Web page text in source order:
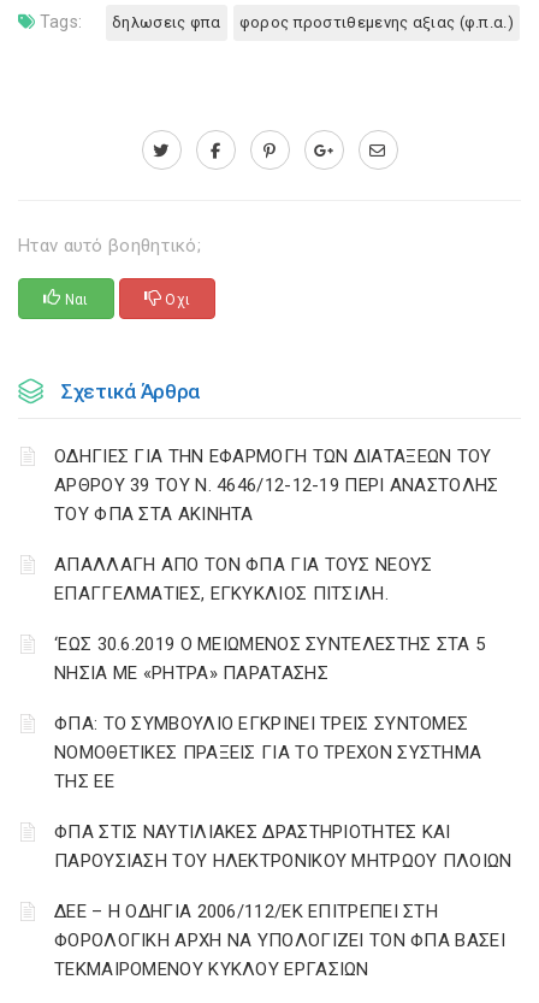
Tags: δηλωσεις φπα φορος προστιθεμενης αξιας (φ.π.α.)
Ηταν αυτό βοηθητικό;
Ναι Οχι
Σχετικά Άρθρα
ΟΔΗΓΙΕΣ ΓΙΑ ΤΗΝ ΕΦΑΡΜΟΓΗ ΤΩΝ ΔΙΑΤΑΞΕΩΝ ΤΟΥ
ΑΡΘΡΟΥ 39 ΤΟΥ Ν. 4646/12-12-19 ΠΕΡΙ ΑΝΑΣΤΟΛΗΣ
ΤΟΥ ΦΠΑ ΣΤΑ ΑΚΙΝΗΤΑ
ΑΠΑΛΛΑΓΗ ΑΠΟ ΤΟΝ ΦΠΑ ΓΙΑ ΤΟΥΣ ΝΕΟΥΣ
ΕΠΑΓΓΕΛΜΑΤΙΕΣ, ΕΓΚΥΚΛΙΟΣ ΠΙΤΣΙΛΗ.
‘ΕΩΣ 30.6.2019 Ο ΜΕΙΩΜΕΝΟΣ ΣΥΝΤΕΛΕΣΤΗΣ ΣΤΑ 5
ΝΗΣΙΑ ΜΕ «ΡΗΤΡΑ» ΠΑΡΑΤΑΣΗΣ
ΦΠΑ: ΤΟ ΣΥΜΒΟΥΛΙΟ ΕΓΚΡΙΝΕΙ ΤΡΕΙΣ ΣΥΝΤΟΜΕΣ
ΝΟΜΟΘΕΤΙΚΕΣ ΠΡΑΞΕΙΣ ΓΙΑ ΤΟ ΤΡΕΧΟΝ ΣΥΣΤΗΜΑ
ΤΗΣ ΕΕ
ΦΠΑ ΣΤΙΣ ΝΑΥΤΙΛΙΑΚΕΣ ΔΡΑΣΤΗΡΙΟΤΗΤΕΣ ΚΑΙ
ΠΑΡΟΥΣΙΑΣΗ ΤΟΥ ΗΛΕΚΤΡΟΝΙΚΟΥ ΜΗΤΡΩΟΥ ΠΛΟΙΩΝ
ΔΕΕ – Η ΟΔΗΓΙΑ 2006/112/ΕΚ ΕΠΙΤΡΕΠΕΙ ΣΤΗ
ΦΟΡΟΛΟΓΙΚΗ ΑΡΧΗ ΝΑ ΥΠΟΛΟΓΙΖΕΙ ΤΟΝ ΦΠΑ ΒΑΣΕΙ
ΤΕΚΜΑΙΡΟΜΕΝΟΥ ΚΥΚΛΟΥ ΕΡΓΑΣΙΩΝ